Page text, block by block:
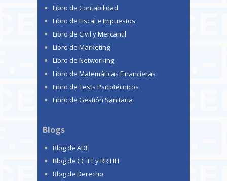
Libro de Contabilidad
Libro de Fiscal e Impuestos
Libro de Civil y Mercantil
Libro de Marketing
Libro de Networking
Libro de Matemáticas Financieras
Libro de Tests Psicotécnicos
Libro de Gestión Sanitaria
Blogs
Blog de ADE
Blog de CC.TT y RR.HH
Blog de Derecho